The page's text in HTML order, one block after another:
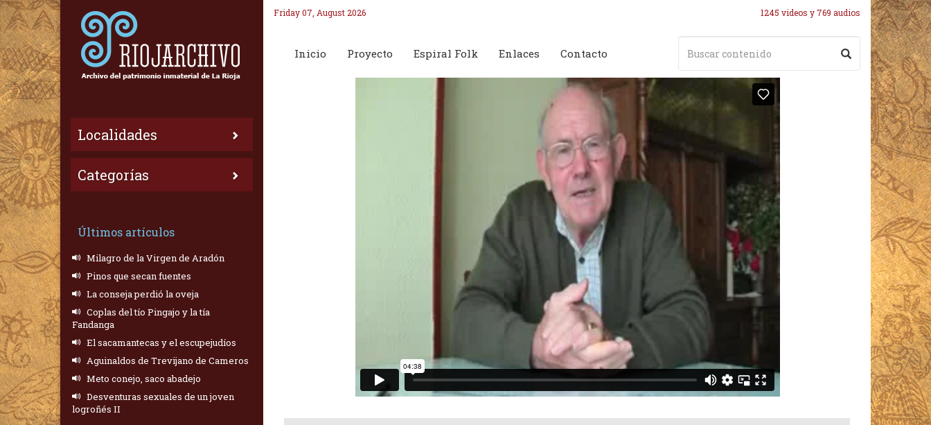
Localidades
Categorías
Últimos artículos
Milagro de la Virgen de Aradón
Pinos que secan fuentes
La conseja perdió la oveja
Coplas del tío Pingajo y la tía
Fandanga
El sacamantecas y el escupejudíos
Aguinaldos de Trevijano de Cameros
Meto conejo, saco abadejo
Desventuras sexuales de un joven
logroñés II
Friday 07, August 2026 1245 videos y 769 audios
Inicio Proyecto Espiral Folk Enlaces Contacto